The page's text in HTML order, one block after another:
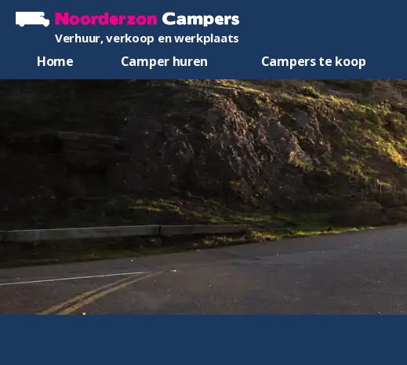
Verhuur, verkoop en werkplaats
Home Camper huren Campers te koop